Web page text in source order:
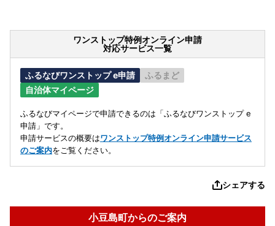
ワンストップ特例オンライン申請
対応サービス一覧
ふるなびワンストップ e申請
ふるまど
自治体マイページ
ふるなびマイページで申請できるのは「ふるなびワンストップ e
申請」です。
申請サービスの概要はワンストップ特例オンライン申請サービス
のご案内をご覧ください。
シェアする
小豆島町からのご案内